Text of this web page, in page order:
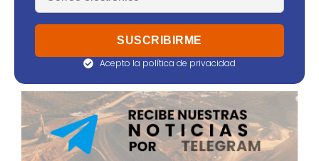
Acepto la política de privacidad